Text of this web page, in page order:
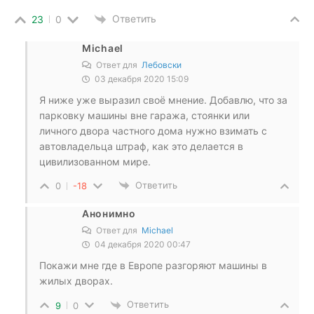
23 0 Ответить
Michael
Ответ для Лебовски
03 декабря 2020 15:09
Я ниже уже выразил своё мнение. Добавлю, что за
парковку машины вне гаража, стоянки или
личного двора частного дома нужно взимать с
автовладельца штраф, как это делается в
цивилизованном мире.
0 -18 Ответить
Анонимно
Ответ для Michael
04 декабря 2020 00:47
Покажи мне где в Европе разгоряют машины в
жилых дворах.
9 0 Ответить